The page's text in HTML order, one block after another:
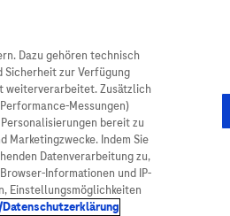
Diagnostik
Dazu gehören technisch
Sicherheit zur Verfügung
weiterverarbeitet. Zusätzlich
Messungen)
bereit zu
Marketingzwecke. Indem Sie
Datenverarbeitung zu,
Informationen und IP-
Einstellungsmöglichkeiten